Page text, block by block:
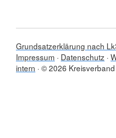
Grundsatzerklärung nach
Impressum
Datenschutz
intern © 2026